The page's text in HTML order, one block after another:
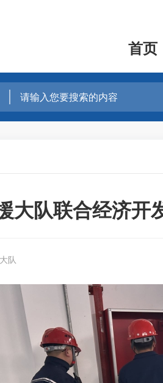
首页
大队联合经济开
队